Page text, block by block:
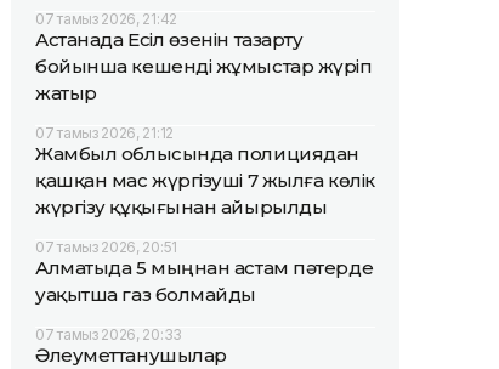
07 тамыз 2026, 21:42
Астанада Есіл өзенін тазарту
бойынша кешенді жұмыстар жүріп
жатыр
07 тамыз 2026, 21:12
Жамбыл облысында полициядан
қашқан мас жүргізуші 7 жылға көлік
жүргізу құқығынан айырылды
07 тамыз 2026, 20:51
Алматыда 5 мыңнан астам пәтерде
уақытша газ болмайды
07 тамыз 2026, 20:33
Әлеуметтанушылар